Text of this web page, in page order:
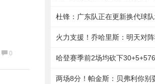
0
哈登赛季前2场均砍下